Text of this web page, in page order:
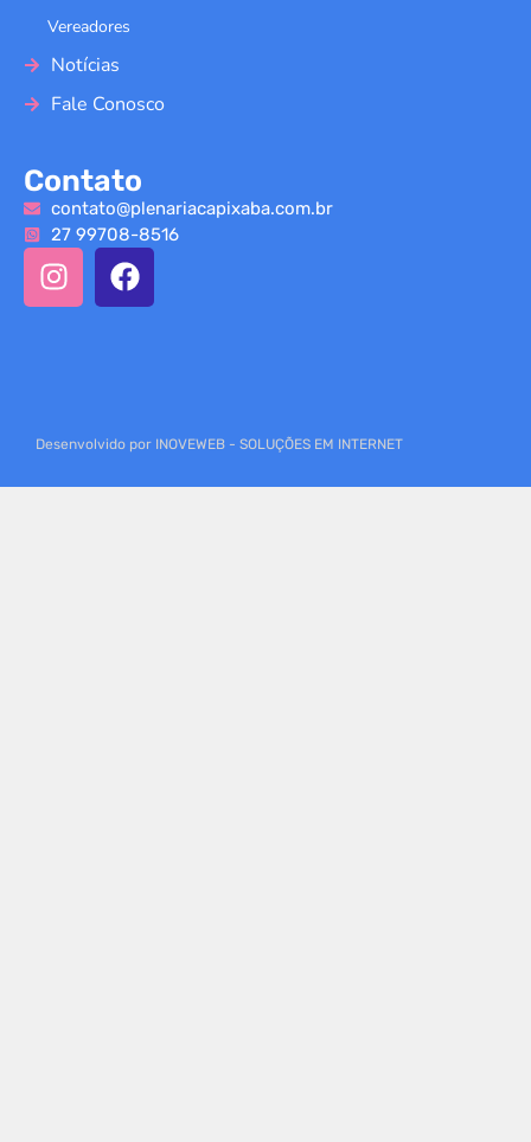
Vereadores
Notícias
Fale Conosco
Contato
contato@plenariacapixaba.com.br
27 99708-8516
Desenvolvido por INOVEWEB - SOLUÇÕES EM INTERNET